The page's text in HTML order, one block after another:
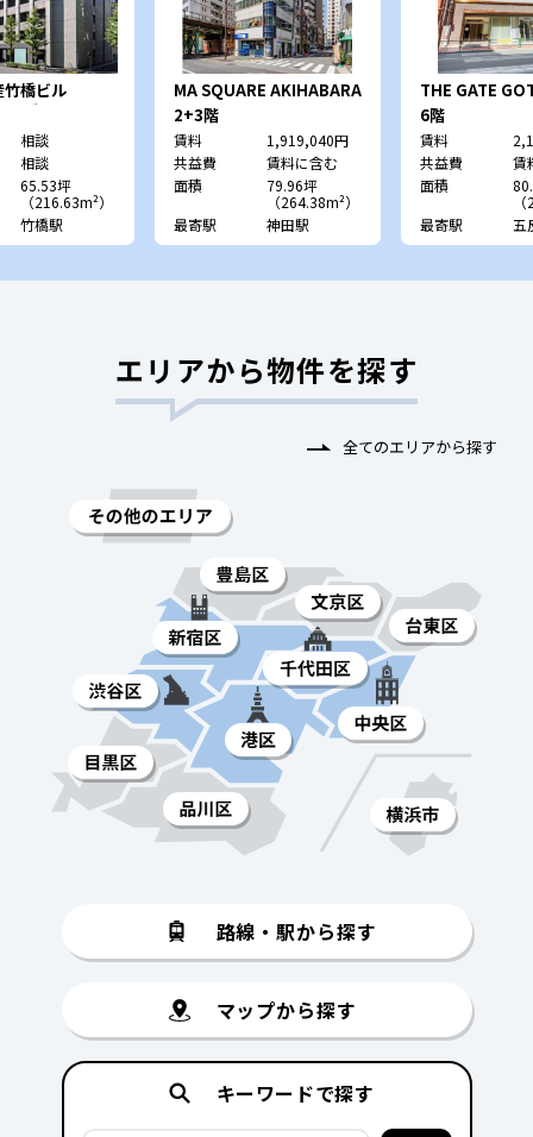
竹橋ビル
橋ビル）
相談
相談
65.53坪
（216.63m²）
竹橋駅
MA SQUARE AKIHABARA
2+3階
賃料
1,919,040円
共益費
賃料に含む
面積
79.96坪
（264.38m²）
最寄駅
神田駅
THE GATE
EAST
6階
賃料
共益費
賃
面積
最寄駅
五
エリアから物件を探す
全てのエリアから探す
路線・駅から探す
マップから探す
キーワードで探す